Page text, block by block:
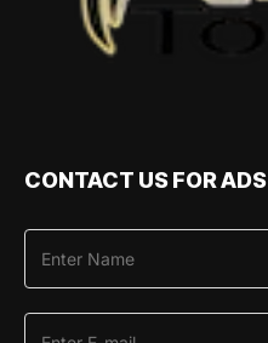
CONTACT US FOR ADS